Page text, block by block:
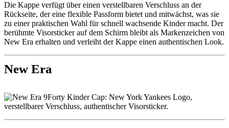
Die Kappe verfügt über einen verstellbaren Verschluss an der
Rückseite, der eine flexible Passform bietet und mitwächst, was sie
zu einer praktischen Wahl für schnell wachsende Kinder macht. Der
berühmte Visorsticker auf dem Schirm bleibt als Markenzeichen von
New Era erhalten und verleiht der Kappe einen authentischen Look.
New Era